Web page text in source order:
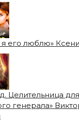
его люблю»
Целительница для
генерала»